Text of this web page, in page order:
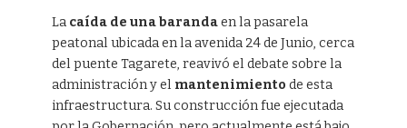
La caída de una barandaen la pasarela
peatonal ubicada en la avenida 24 de Junio, cerca
del puente Tagarete, reavivó el debate sobre la
administración y el mantenimiento de esta
infraestructura. Su construcción fue ejecutada